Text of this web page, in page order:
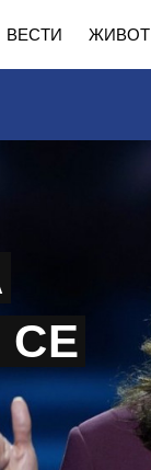
ВЕСТИ ЖИВОТ
СЕ